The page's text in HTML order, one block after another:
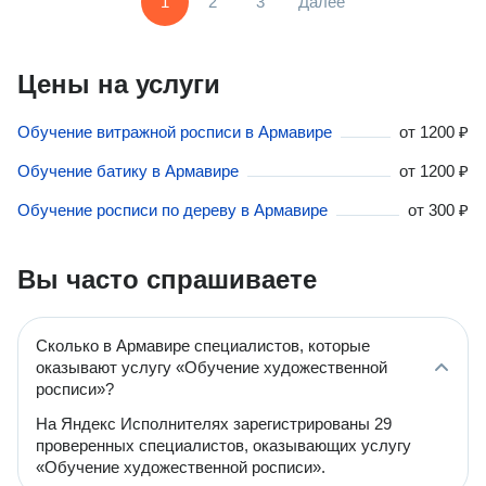
Цены на услуги
Обучение витражной росписи в Армавире от 1200 ₽
Обучение батику в Армавире от 1200 ₽
Обучение росписи по дереву в Армавире от 300 ₽
Вы часто спрашиваете
Сколько в Армавире специалистов, которые
оказывают услугу «Обучение художественной
росписи»?
На Яндекс Исполнителях зарегистрированы 29
проверенных специалистов, оказывающих услугу
«Обучение художественной росписи».